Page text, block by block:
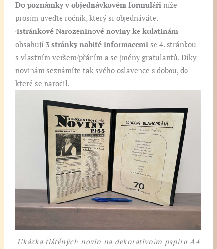
Do poznámky v objednávkovém formuláři níže
prosím uveďte ročník, který si objednáváte.
4stránkové Narozeninové noviny ke kulatinám
obsahují 3 stránky nabité informacemi se 4. stránkou
s vlastním veršem/přáním a se jmény gratulantů. Díky
novinám seznámíte tak svého oslavence s dobou, do
které se narodil.
Ukázka tištěných novin na dekorativním papíru A4